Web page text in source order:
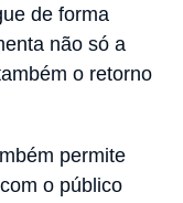
de forma
não só a
o retorno
permite
o público